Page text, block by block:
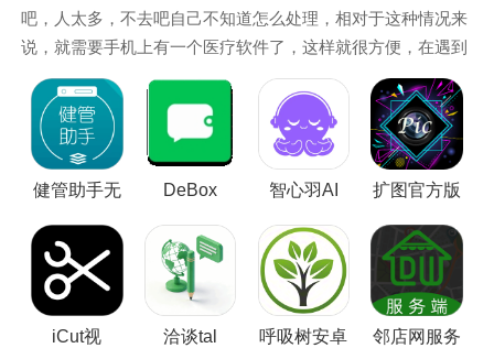
吧，人太多，不去吧自己不知道怎么处理，相对于这种情况来
说，就需要手机上有一个医疗软件了，这样就很方便，在遇到
自己无法解决的健康问题的时候可以查询医疗软件然后进行处
理，小编在这给大家整理出来一些医疗软件，希望大家能够喜
欢。
健管助手无 DeBox 智心羽AI 扩图官方版
iCut视 洽谈tal 呼吸树安卓 邻店网服务